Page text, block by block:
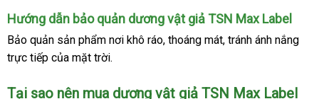
sử
dụng
Hướng dẫn bảo quản dương vật giả TSN Max Label
Bảo quản sản phẩm nơi khô ráocó
, thoáng máttham
, tránh ánh nắng
trực tiếp Thái
của mặt trời.
Tại sao nên mua dương vật giả TSN Max Label